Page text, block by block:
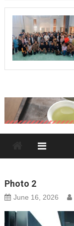
Photo 2
June 16, 2026